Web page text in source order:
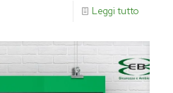
Leggi tutto